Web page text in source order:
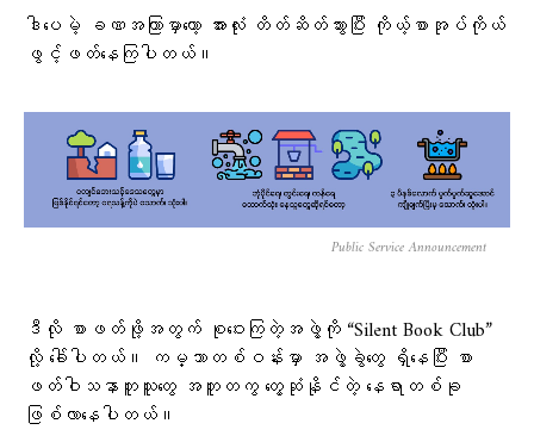
ဒါပေမဲ့ ခဏအကြာမှာတော့ အားလုံး တိတ်ဆိတ်သွားပြီး ကိုယ့်စာအုပ်ကိုယ်
ဖွင့်ဖတ်နေကြပါတယ်။
Public Service Announcement
ဒီလို စာဖတ်ဖို့အတွက် စုဝေးကြတဲ့အဖွဲ့ကို “Silent Book Club”
လို့ ခေါ်ပါတယ်။ ကမ္ဘာတစ်ဝန်းမှာ အဖွဲ့ခွဲတွေ ရှိနေပြီး စာ
ဖတ်ဝါသနာတူသူတွေ အတူတကွ တွေ့ဆုံနိုင်တဲ့ နေရာတစ်ခု
ဖြစ်လာနေပါတယ်။